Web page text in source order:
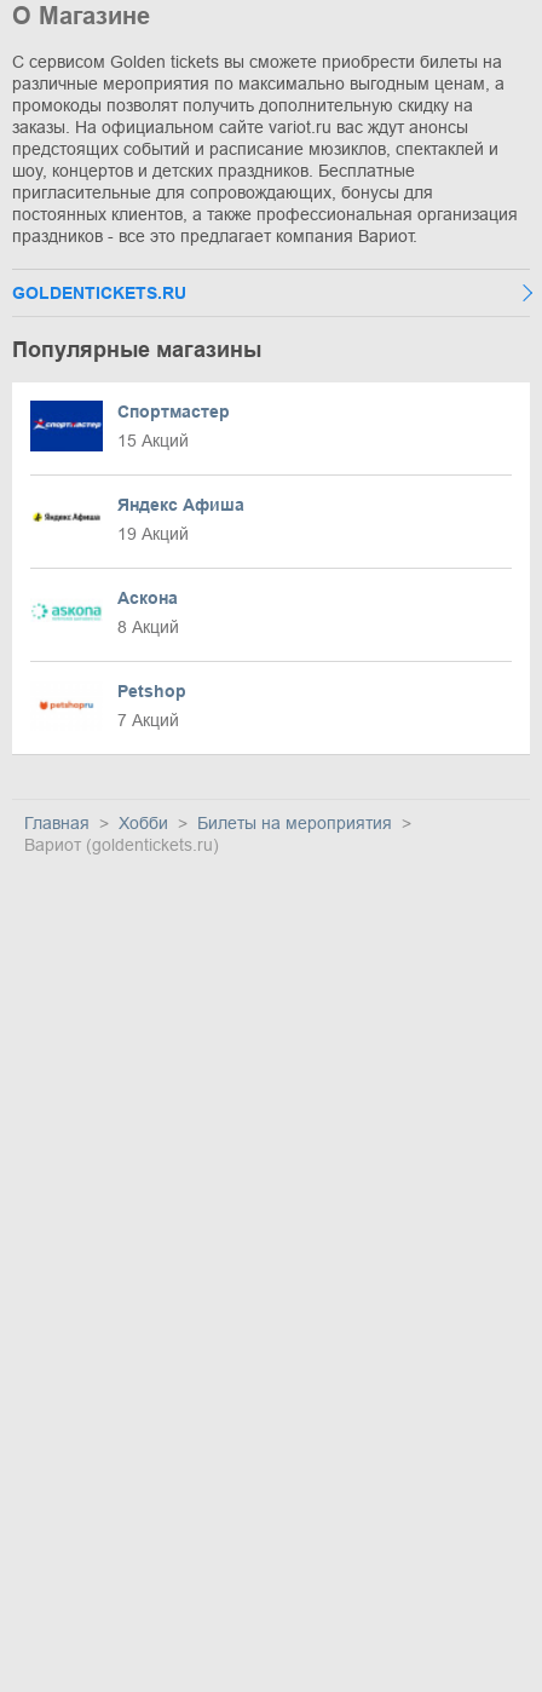
О Магазине
С сервисом Golden tickets вы сможете приобрести билеты на
различные мероприятия по максимально выгодным ценам, а
промокоды позволят получить дополнительную скидку на
заказы. На официальном сайте variot.ru вас ждут анонсы
предстоящих событий и расписание мюзиклов, спектаклей и
шоу, концертов и детских праздников. Бесплатные
пригласительные для сопровождающих, бонусы для
постоянных клиентов, а также профессиональная организация
праздников - все это предлагает компания Вариот.
GOLDENTICKETS.RU
Популярные магазины
Спортмастер
15 Акций
Яндекс Афиша
19 Акций
Аскона
8 Акций
Petshop
7 Акций
Главная Хобби
Билеты на мероприятия
Вариот (goldentickets.ru)